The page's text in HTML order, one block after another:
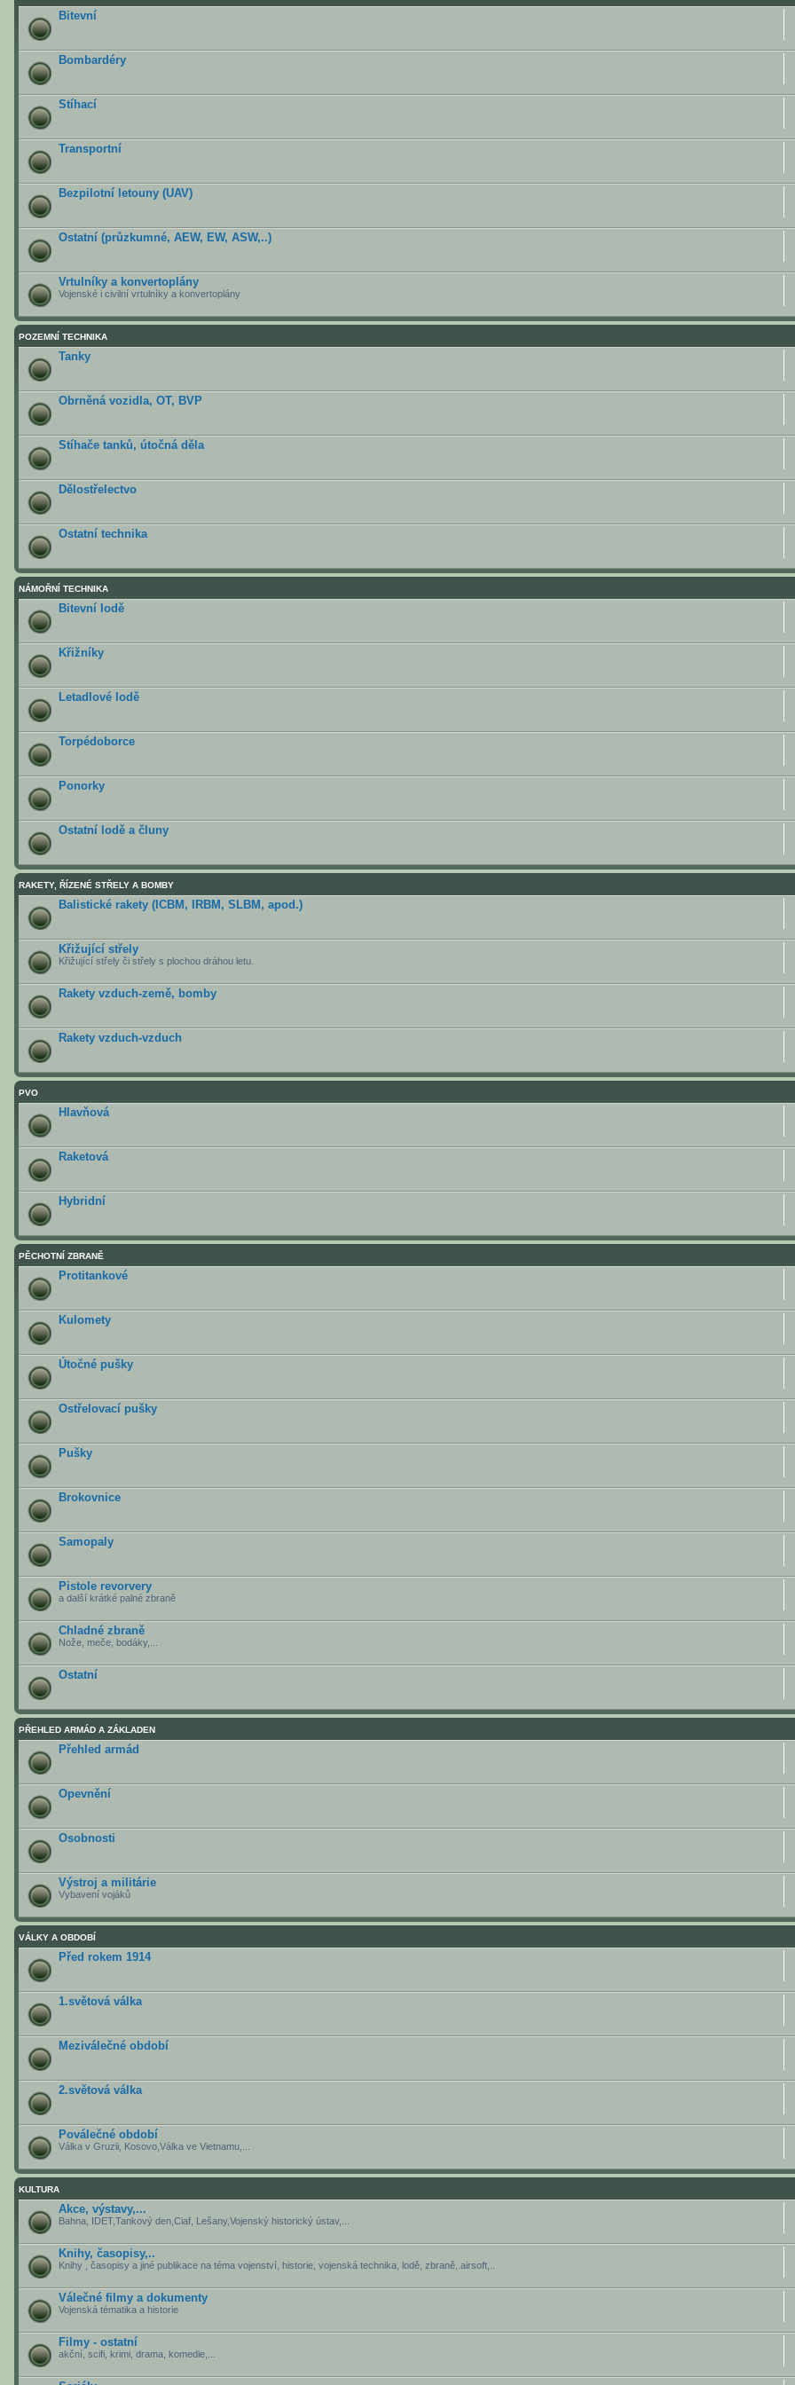
Bitevní
Bombardéry
Stíhací
Transportní
Bezpilotní letouny (UAV)
Ostatní (průzkumné, AEW, EW, ASW,..)
Vrtulníky a konvertoplány
Vojenské i civilní vrtulníky a konvertoplány
POZEMNÍ TECHNIKA
Tanky
Obrněná vozidla, OT, BVP
Stíhače tanků, útočná děla
Dělostřelectvo
Ostatní technika
NÁMOŘNÍ TECHNIKA
Bitevní lodě
Křižníky
Letadlové lodě
Torpédoborce
Ponorky
Ostatní lodě a čluny
RAKETY, ŘÍZENÉ STŘELY A BOMBY
Balistické rakety (ICBM, IRBM, SLBM, apod.)
Křižující střely
Křižující střely či střely s plochou dráhou letu.
Rakety vzduch-země, bomby
Rakety vzduch-vzduch
PVO
Hlavňová
Raketová
Hybridní
PĚCHOTNÍ ZBRANĚ
Protitankové
Kulomety
Útočné pušky
Ostřelovací pušky
Pušky
Brokovnice
Samopaly
Pistole revorvery
a další krátké palné zbraně
Chladné zbraně
Nože, meče, bodáky,...
Ostatní
PŘEHLED ARMÁD A ZÁKLADEN
Přehled armád
Opevnění
Osobnosti
Výstroj a militárie
Vybavení vojáků
VÁLKY A OBDOBÍ
Před rokem 1914
1.světová válka
Meziválečné období
2.světová válka
Poválečné období
Válka v Gruzii, Kosovo,Válka ve Vietnamu,...
KULTURA
Akce, výstavy,...
Bahna, IDET,Tankový den,Ciaf, Lešany,Vojenský historický ústav,...
Knihy, časopisy,..
Knihy , časopisy a jiné publikace na téma vojenství, historie, vojenská technika, lodě, zbraně,.airsoft,..
Válečné filmy a dokumenty
Vojenská tématika a historie
Filmy - ostatní
akční, scifi, krimi, drama, komedie,...